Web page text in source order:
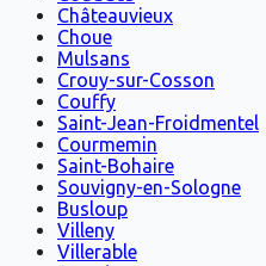
Châteauvieux
Choue
Mulsans
Crouy-sur-Cosson
Couffy
Saint-Jean-Froidmentel
Courmemin
Saint-Bohaire
Souvigny-en-Sologne
Busloup
Villeny
Villerable